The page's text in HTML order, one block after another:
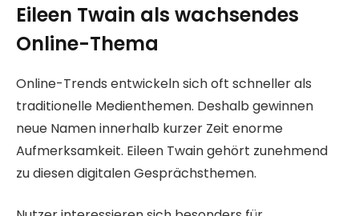
Eileen Twain als wachsendes
Online-Thema
Online-Trends entwickeln sich oft schneller als
traditionelle Medienthemen. Deshalb gewinnen
neue Namen innerhalb kurzer Zeit enorme
Aufmerksamkeit. Eileen Twain gehört zunehmend
zu diesen digitalen Gesprächsthemen.